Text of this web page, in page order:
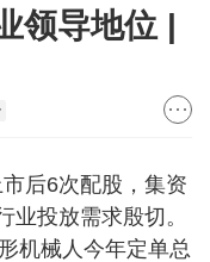
领导地位 |
后6次配股，集资
投放需求殷切。
机械人今年定单总